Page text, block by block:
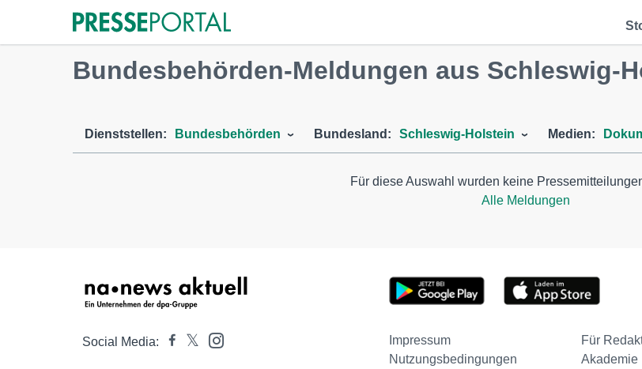
Bundesbehörden-Meldungen aus Schleswig-
Dienststellen: Bundesbehörden Bundesland: Schleswig-Holstein Medien:
Für diese Auswahl wurden keine
Alle Meldungen
Social Media: Impressum Für
Nutzungsbedingungen
Akademie